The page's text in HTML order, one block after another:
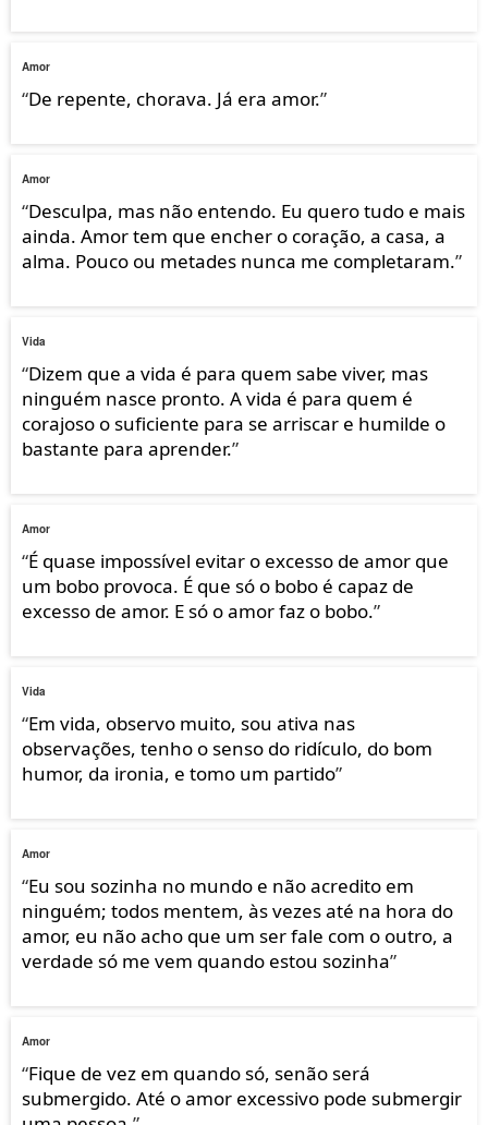
Amor
“De repente, chorava. Já era amor.”
Amor
“Desculpa, mas não entendo. Eu quero tudo e mais
ainda. Amor tem que encher o coração, a casa, a
alma. Pouco ou metades nunca me completaram.”
Vida
“Dizem que a vida é para quem sabe viver, mas
ninguém nasce pronto. A vida é para quem é
corajoso o suficiente para se arriscar e humilde o
bastante para aprender.”
Amor
“É quase impossível evitar o excesso de amor que
um bobo provoca. É que só o bobo é capaz de
excesso de amor. E só o amor faz o bobo.”
Vida
“Em vida, observo muito, sou ativa nas
observações, tenho o senso do ridículo, do bom
humor, da ironia, e tomo um partido”
Amor
“Eu sou sozinha no mundo e não acredito em
ninguém; todos mentem, às vezes até na hora do
amor, eu não acho que um ser fale com o outro, a
verdade só me vem quando estou sozinha”
Amor
“Fique de vez em quando só, senão será
submergido. Até o amor excessivo pode submergir